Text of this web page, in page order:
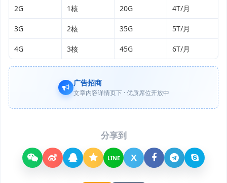
2G 1核 20G 4T/月
3G 2核 35G 5T/月
4G 3核 45G 6T/月
广告招商
文章内容详情页下 · 优质席位开放中
分享到
LINE X